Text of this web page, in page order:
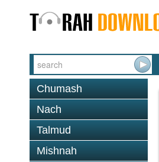
Chumash
Nach
Talmud
Mishnah